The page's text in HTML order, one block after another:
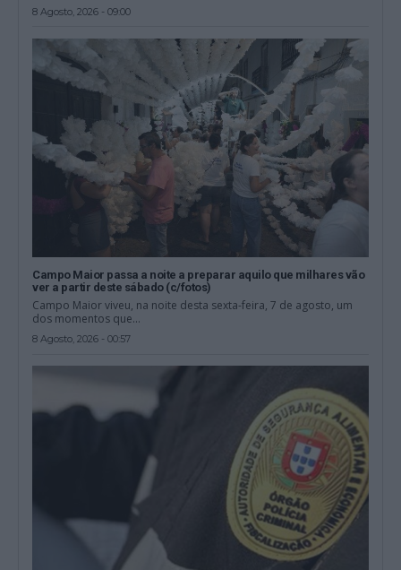
8 Agosto, 2026 - 09:00
Campo Maior passa a noite a preparar aquilo que milhares vão
ver a partir deste sábado (c/fotos)
Campo Maior viveu, na noite desta sexta-feira, 7 de agosto, um
dos momentos que...
8 Agosto, 2026 - 00:57